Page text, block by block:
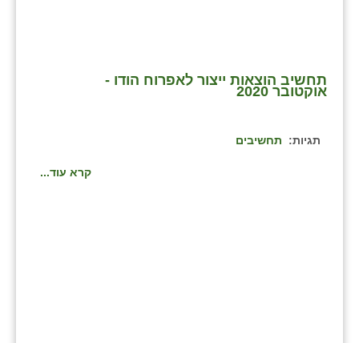
תחשיב הוצאות ייצור לאפרוח הודו -
אוקטובר 2020
תגיות: תחשיבים
קרא עוד...